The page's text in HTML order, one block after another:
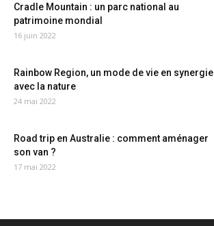
Cradle Mountain : un parc national au
patrimoine mondial
16 juin 2022
Rainbow Region, un mode de vie en synergie
avec la nature
24 mai 2022
Road trip en Australie : comment aménager
son van ?
17 mai 2022